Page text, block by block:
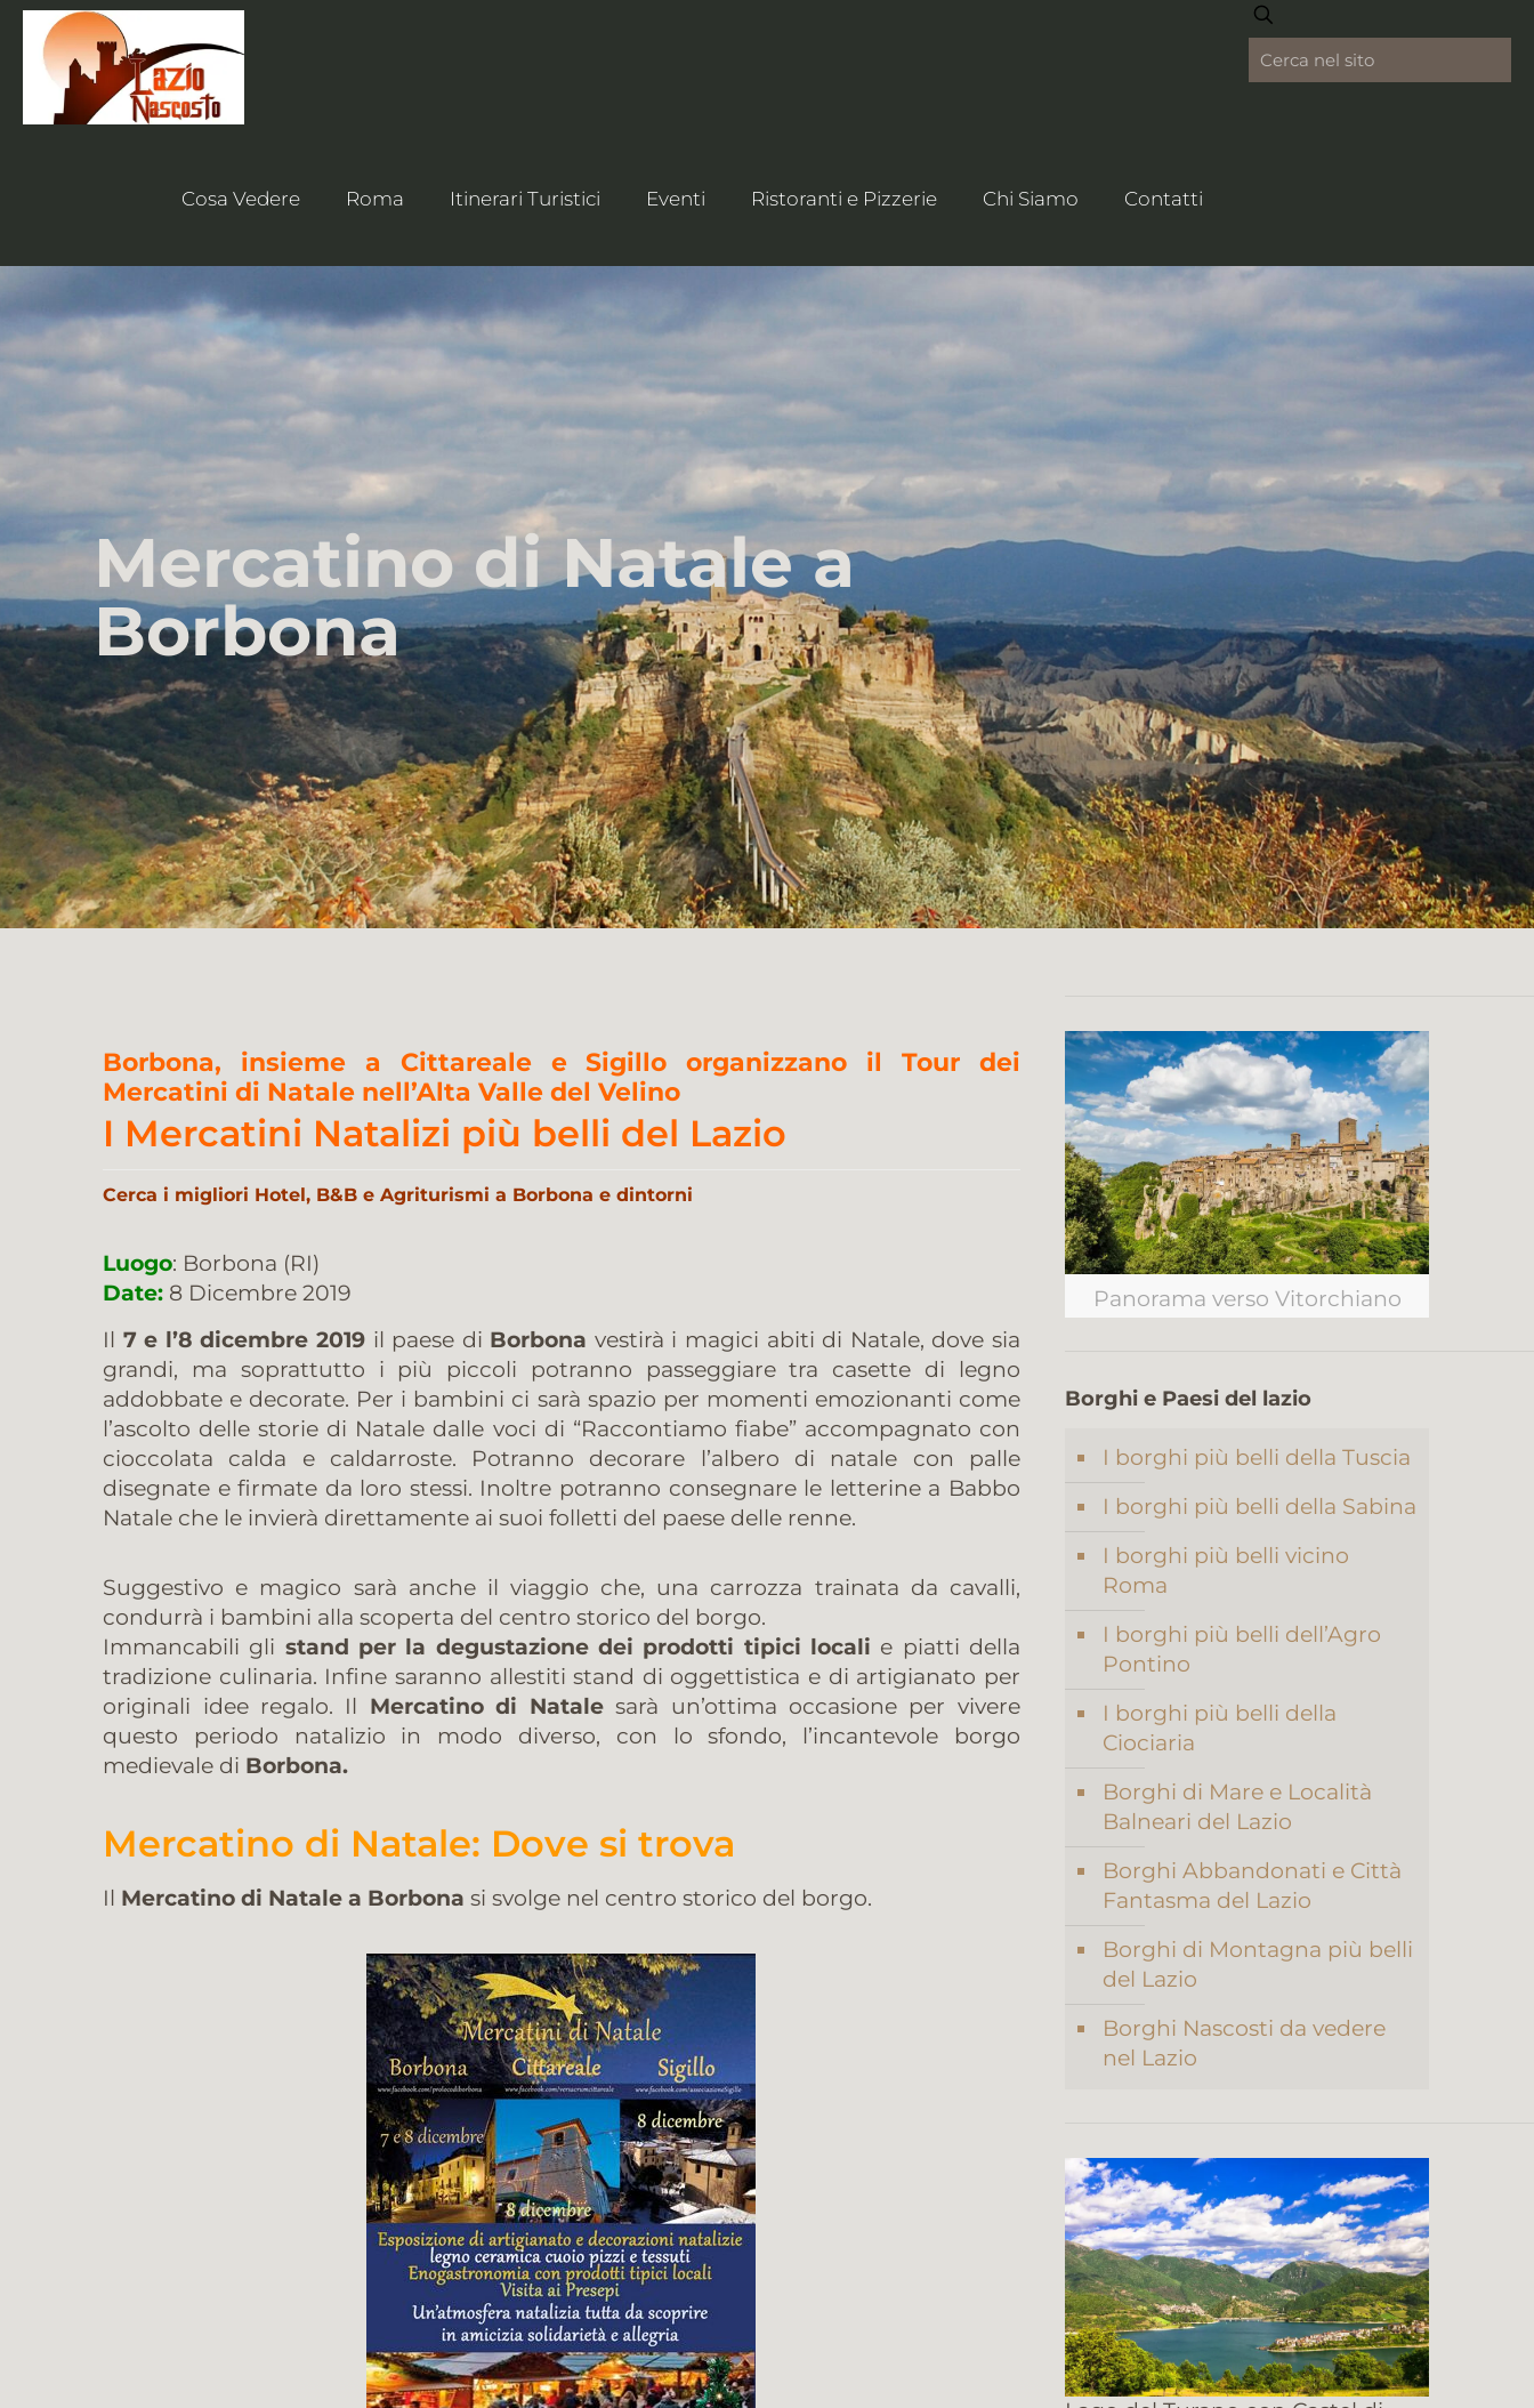
Cosa Vedere Roma Itinerari Turistici Eventi Ristoranti e Pizzerie Chi Siamo Contatti
Mercatino di Natale a
Borbona
Borbona, insieme a Cittareale e Sigillo organizzano il Tour dei
Mercatini di Natale nell’Alta Valle del Velino
I Mercatini Natalizi più belli del Lazio
Cerca i migliori Hotel, B&B e Agriturismi a Borbona e dintorni
Luogo: Borbona (RI)
Date: 8 Dicembre 2019
Il 7 e l’8 dicembre 2019 il paese di Borbona vestirà i magici abiti di Natale, dove sia
grandi, ma soprattutto i più piccoli potranno passeggiare tra casette di legno
addobbate e decorate. Per i bambini ci sarà spazio per momenti emozionanti come
l’ascolto delle storie di Natale dalle voci di “Raccontiamo fiabe” accompagnato con
cioccolata calda e caldarroste. Potranno decorare l’albero di natale con palle
disegnate e firmate da loro stessi. Inoltre potranno consegnare le letterine a Babbo
Natale che le invierà direttamente ai suoi folletti del paese delle renne.
Suggestivo e magico sarà anche il viaggio che, una carrozza trainata da cavalli,
condurrà i bambini alla scoperta del centro storico del borgo.
Immancabili gli stand per la degustazione dei prodotti tipici locali e piatti della
tradizione culinaria. Infine saranno allestiti stand di oggettistica e di artigianato per
originali idee regalo. Il Mercatino di Natalesarà un’ottima occasione per vivere
questo periodo natalizio in modo diverso, con lo sfondo, l’incantevole borgo
medievale di Borbona.
Mercatino di Natale: Dove si trova
Il Mercatino di Natale a Borbonasi svolge nel centro storico del borgo.
Panorama verso Vitorchiano
Borghi e Paesi del lazio
I borghi più belli della Tuscia
I borghi più belli della Sabina
I borghi più belli vicino
Roma
I borghi più belli dell’Agro
Pontino
I borghi più belli della
Ciociaria
Borghi di Mare e Località
Balneari del Lazio
Borghi Abbandonati e Città
Fantasma del Lazio
Borghi di Montagna più belli
del Lazio
Borghi Nascosti da vedere
nel Lazio